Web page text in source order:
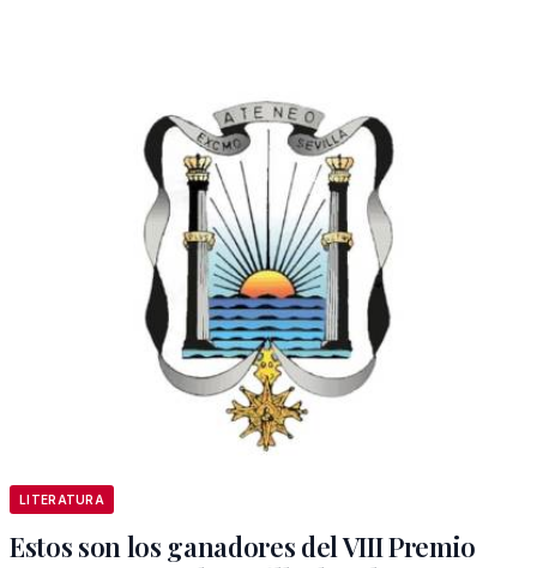
LITERATURA
Estos son los ganadores del VIII Premio